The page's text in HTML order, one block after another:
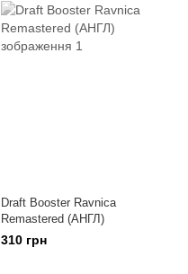
Draft Booster Ravnica
Remastered (АНГЛ)
310 грн